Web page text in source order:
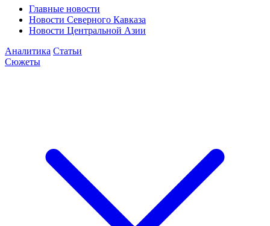
Главные новости
Новости Северного Кавказа
Новости Центральной Азии
Аналитика Статьи
Сюжеты